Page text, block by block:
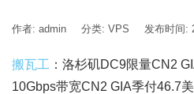
作者: admin 分类: VPS 发布时间:
搬瓦工 ：洛杉矶DC9限量CN2
10Gbps带宽CN2 GIA季付46.7